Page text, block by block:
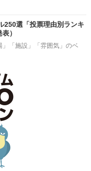
250選「投票理由別ランキ
）
」「施設」「雰囲気」のベ